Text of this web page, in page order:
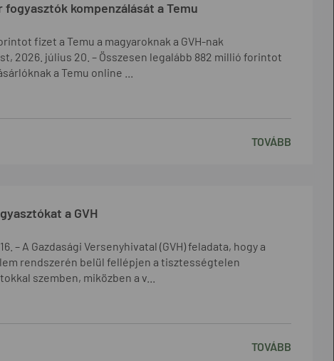
fogyasztók kompenzálását a Temu
fizet a Temu a magyaroknak a GVH-nak
2026. július 20. – Összesen legalább 882 millió forintot
a Temu online ...
TOVÁBB
a GVH
– A Gazdasági Versenyhivatal (GVH) feladata, hogy a
rendszerén belül fellépjen a tisztességtelen
szemben, miközben a v...
TOVÁBB